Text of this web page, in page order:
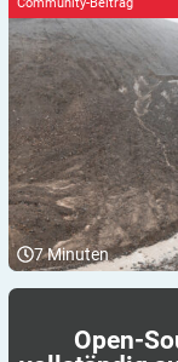
7Minuten
Open-Source-
Open-